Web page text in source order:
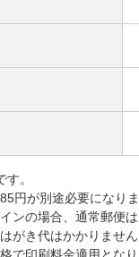
。
円が別途必要になりま
の場合、通常郵便
がき代はかかりません
で印刷料金適用とな